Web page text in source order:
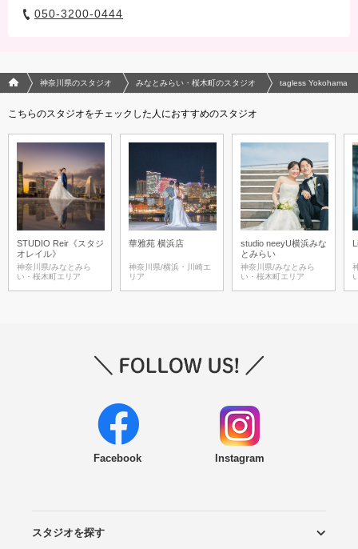
050-3200-0444
フォトウエディング/結婚写真のPhotorait ホーム
神奈川県のスタジオ みなとみらい・桜木町のスタジオ tagless Yokohama
こちらのスタジオをチェックした人におすすめのスタジオ
STUDIO Reir《スタジ
オレイル》
神奈川県/みなとみら
い・桜木町エリア
華雅苑 横浜店
神奈川県/横浜・川崎エ
リア
studio neeyU横浜みな
とみらい
神奈川県/みなとみら
い・桜木町エリア
Facebook Instagram
スタジオを探す